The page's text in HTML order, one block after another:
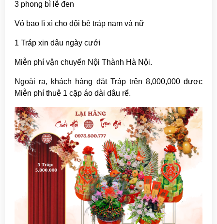
3 phong bì lễ đen
Vỏ bao lì xì cho đội bê tráp nam và nữ
1 Tráp xin dâu ngày cưới
Miễn phí vận chuyển Nội Thành Hà Nội.
Ngoài ra, khách hàng đặt Tráp trên 8,000,000 được
Miễn phí thuê 1 cặp áo dài dâu rể.